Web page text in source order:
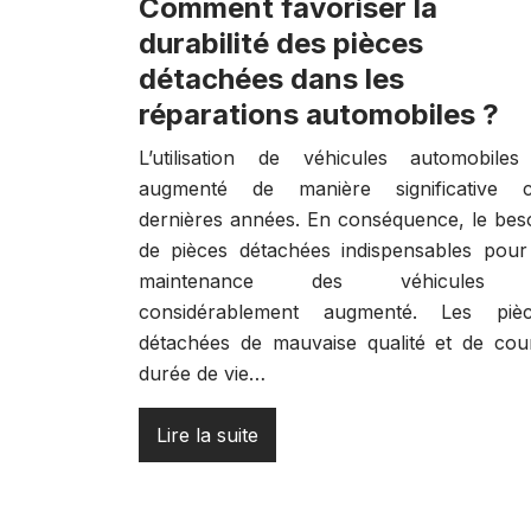
Comment favoriser la
durabilité des pièces
détachées dans les
réparations automobiles ?
L’utilisation de véhicules
augmenté de manière significative
dernières années. En conséquence, le
de pièces détachées indispensables
maintenance des véhicules
considérablement augmenté. Les
détachées de mauvaise qualité et de
durée de vie…
Lire la suite